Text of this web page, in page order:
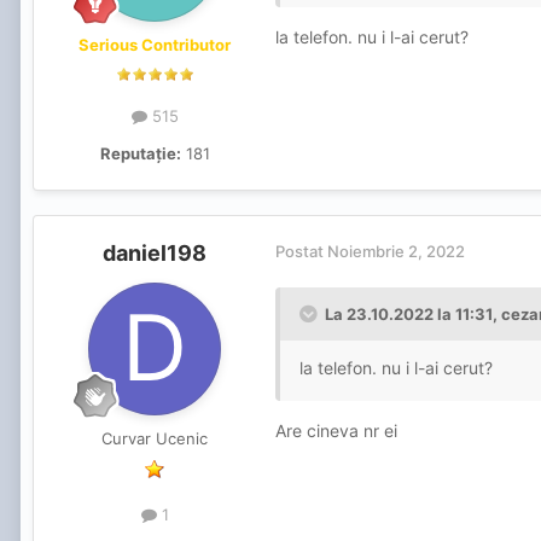
Serious Contributor
515
Reputație: 181
la telefon. nu i l-ai cerut?
daniel198
Curvar Ucenic
1
Postat Noiembrie 2, 2022
La 23.10.2022 la 11:31,
la telefon. nu i l-ai cerut?
Are cineva nr ei